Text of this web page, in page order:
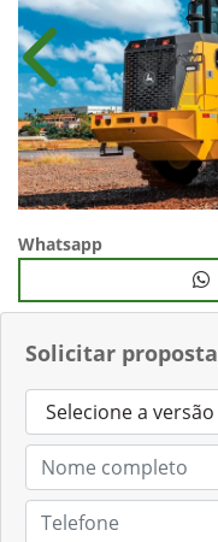
Solicitar proposta
Anterior
Whatsapp